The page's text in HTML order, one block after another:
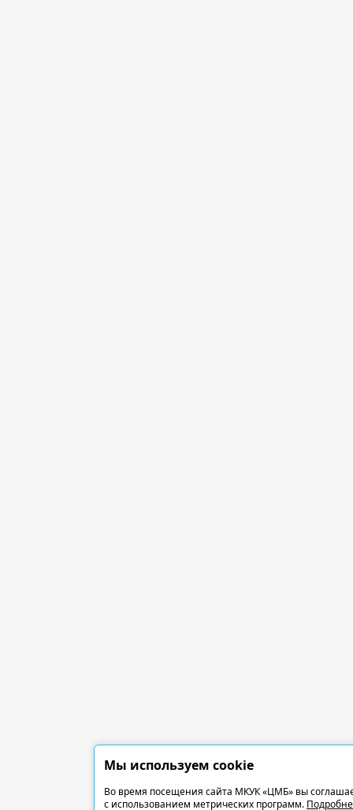
Мы используем cookie
Во время посещения сайта МКУК «ЦМБ» вы
с использованием метрических программ.